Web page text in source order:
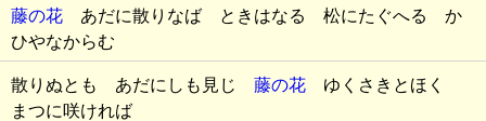
藤の花 あだに散りなば ときはなる 松にたぐへる か
ひやなからむ
散りぬとも あだにしも見じ 藤の花 ゆくさきとほく
まつに咲ければ